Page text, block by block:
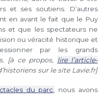
et ses soutiens. D’autres
en avant le fait que le Puy
et que les spectateurs ne
ou véracité historique et
par les grands
[à ce propos, lire l’article-
sur le site Lavie.fr]
du parc,
nous avons